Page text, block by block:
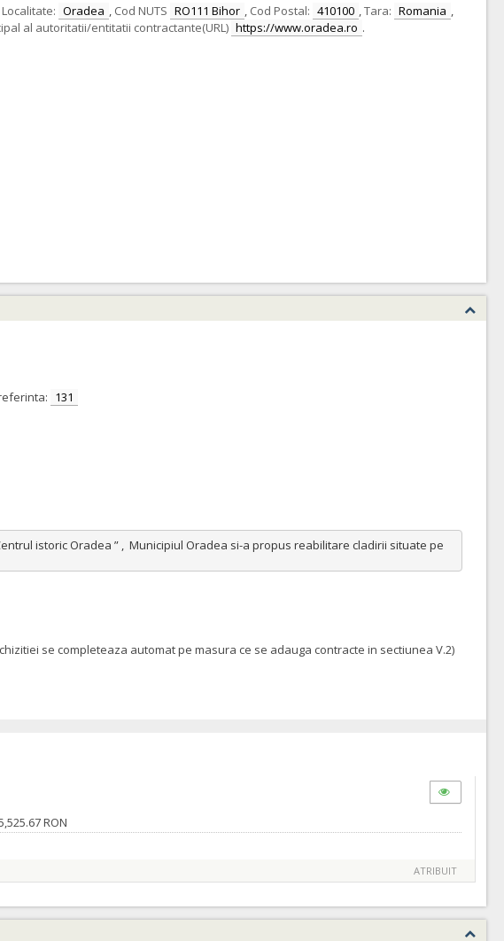
Localitate: Oradea , Cod NUTS RO111 Bihor , Cod Postal: 410100 ,Tara: Romania ,
al autoritatii/entitatii contractante(URL) https://www.oradea.ro .
131
istoric Oradea ” ,  Municipiul Oradea si-a propus reabilitare cladirii situate pe
se completeaza automat pe masura ce se adauga contracte in sectiunea V.2)
RON
ATRIBUIT